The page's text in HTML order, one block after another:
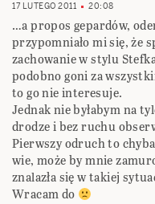
17 LUTEGO 2011
20:08
…a propos gepardów,
przypomniało mi się, że
zachowanie w stylu
podobno goni za
to go nie interesuje.
Jednak nie byłabym na
drodze i bez ruchu
Pierwszy odruch to
wie, może by mnie
znalazła się w takiej
Wracam do